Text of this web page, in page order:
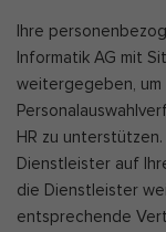
Ihre
Informatik AG mit
weitergegeben, um
HR zu
Dienstleister auf
die Dienstleister
entsprechende